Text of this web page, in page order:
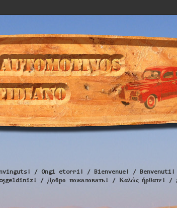
/ Ongi etorri! / Bienvenue! / Benvenuti!
/ Добро пожаловать! / Καλώς ήρθατε!